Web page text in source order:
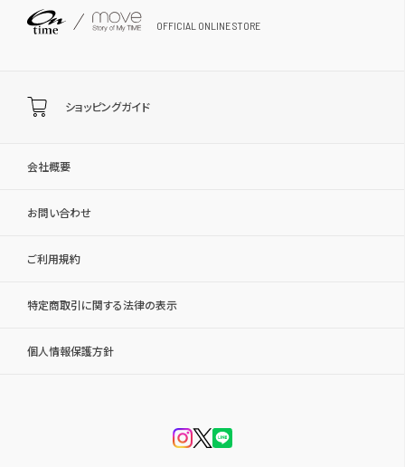
OFFICIAL ONLINE STORE
会社概要
お問い合わせ
ご利用規約
特定商取引に関する法律の表示
個人情報保護方針
ショッピングガイド